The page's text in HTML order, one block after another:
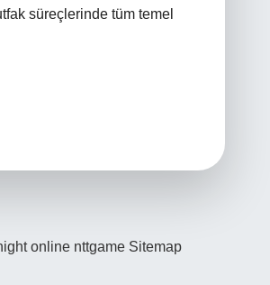
süreçlerinde tüm temel
online nttgame Sitemap